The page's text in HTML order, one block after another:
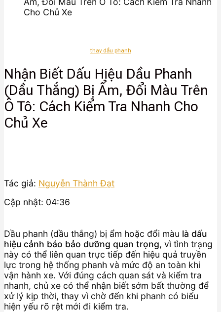
Cho Chủ Xe
thay dầu phanh
Nhận Biết Dấu Hiệu Dầu Phanh
(Dầu Thắng) Bị Ẩm, Đổi Màu Trên
Ô Tô: Cách Kiểm Tra Nhanh Cho
Chủ Xe
Tác giả: Nguyễn Thành Đạt
Cập nhật: 04:36
Dầu phanh (dầu thắng) bị ẩm hoặc đổi màu là dấu
hiệu cảnh báo bảo dưỡng quan trọng, vì tình trạng
này có thể liên quan trực tiếp đến hiệu quả truyền
lực trong hệ thống phanh và mức độ an toàn khi
vận hành xe. Với đúng cách quan sát và kiểm tra
nhanh, chủ xe có thể nhận biết sớm bất thường để
xử lý kịp thời, thay vì chờ đến khi phanh có biểu
hiện yếu rõ rệt mới đi kiểm tra.